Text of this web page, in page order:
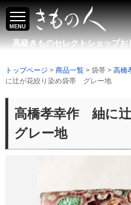
MENU
高級きものセレクトショップお
トップページ > 商品一覧> 袋帯 > 高橋
に辻が花絞り染め袋帯 グレー地
高橋孝幸作 紬に
グレー地